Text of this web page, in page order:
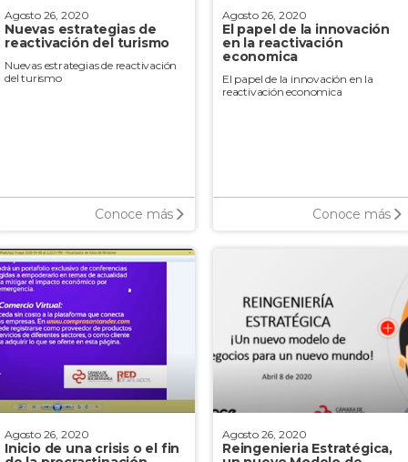
Agosto 26, 2020
Nuevas estrategias de
reactivación del turismo
Nuevas estrategias de reactivación
del turismo
Conoce más
Agosto 26, 2020
El papel de la innovación
en la reactivación
economica
El papel de la innovación en la
reactivación economica
Conoce más
Agosto 26, 2020
Inicio de una crisis o el fin
Agosto 26, 2020
Reingenieria Estratégica,